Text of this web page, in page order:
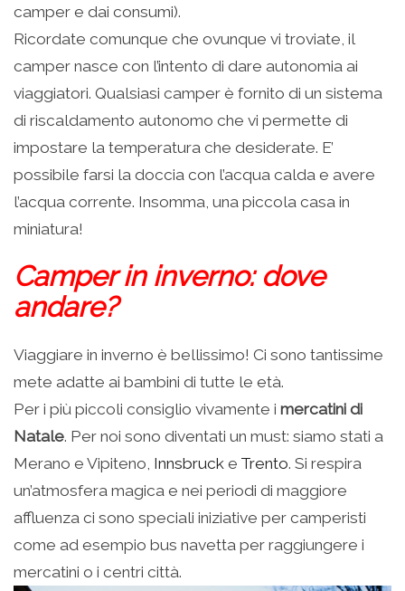
camper e dai consumi).
Ricordate comunque che ovunque vi troviate, il
camper nasce con l’intento di dare autonomia ai
viaggiatori. Qualsiasi camper è fornito di un sistema
di riscaldamento autonomo che vi permette di
impostare la temperatura che desiderate. E’
possibile farsi la doccia con l’acqua calda e avere
l’acqua corrente. Insomma, una piccola casa in
miniatura!
Camper in inverno: dove
andare?
Viaggiare in inverno è bellissimo! Ci sono tantissime
mete adatte ai bambini di tutte le età.
Per i più piccoli consiglio vivamente i mercatini di
Natale. Per noi sono diventati un must: siamo stati a
Merano e Vipiteno, Innsbruck e Trento. Si respira
un’atmosfera magica e nei periodi di maggiore
affluenza ci sono speciali iniziative per camperisti
come ad esempio bus navetta per raggiungere i
mercatini o i centri città.